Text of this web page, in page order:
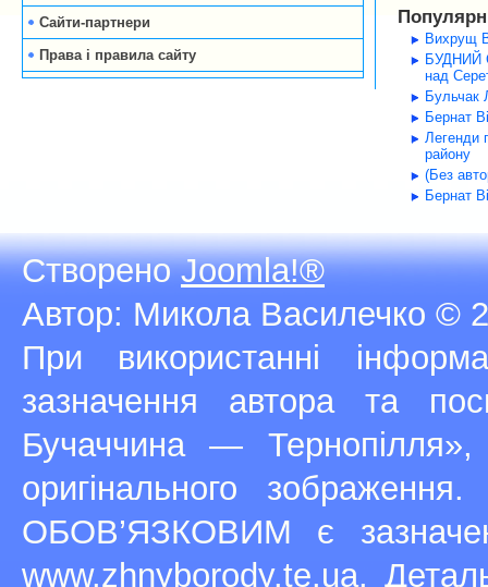
Сайти-партнери
Права і правила сайту
Вихрущ
БУДНИЙ
над
Бульчак
Бернат
Легенди
району
(Без
Бернат
СтвореноJoomla!®
Автор: Микола Василечко ©
При використанні
зазначення автора та
Бучаччина —
оригінального
ОБОВ’ЯЗКОВИМ є
www.zhnyborody.te.ua.